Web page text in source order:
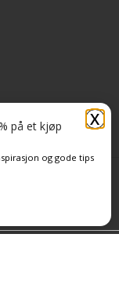
X
på et kjøp
og gode tips